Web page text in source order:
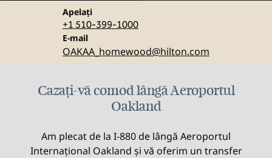
Apelați
Apel
+1 510-399-1000
E-mail
Email
OAKAA_homewood@hilton.com
Cazați-vă comod lângă Aeroportul
Oakland
Am plecat de la I-880 de lângă Aeroportul
Internațional Oakland și vă oferim un transfer